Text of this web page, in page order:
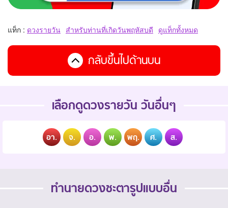
แท็ก : ดวงรายวัน สำหรับท่านที่เกิดวันพฤหัสบดี ดูแท็กทั้งหมด
กลับขึ้นไปด้านบน
เลือกดูดวงรายวัน วันอื่นๆ
อา. จ. อ. พ. พฤ. ศ. ส.
ทำนายดวงชะตารูปแบบอื่น